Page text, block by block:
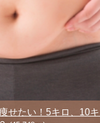
せたい！5キロ、10